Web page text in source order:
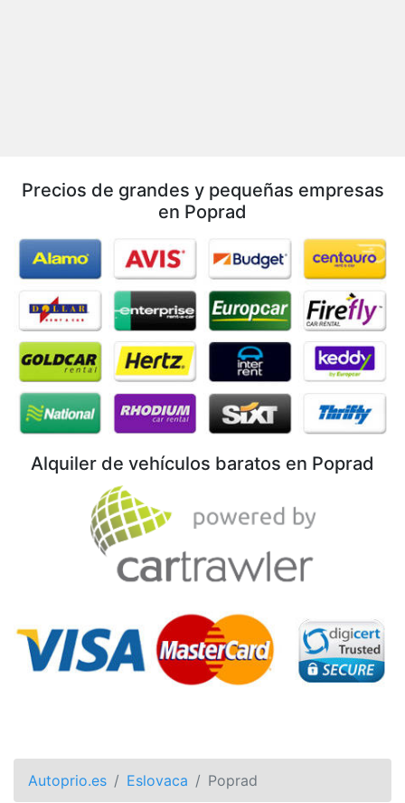
Precios de grandes y pequeñas empresas
en Poprad
Alquiler de vehículos baratos en Poprad
Autoprio.es Eslovaca Poprad